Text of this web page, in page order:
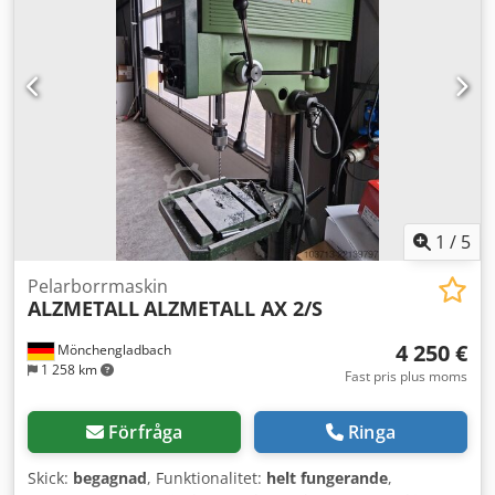
1 / 5
Mönchengladbach
1 258 km
Pelarborrmaskin
ALZMETALLALZMETALL AX 2/S
4 250 €
Fast pris plus moms
Förfråga Ringa
Skick: begagnad, Funktionalitet: helt fungerande,